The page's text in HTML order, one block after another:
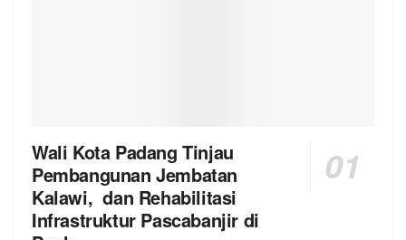
Wali Kota Padang Tinjau
Pembangunan Jembatan
Kalawi, dan Rehabilitasi
Infrastruktur Pascabanjir di